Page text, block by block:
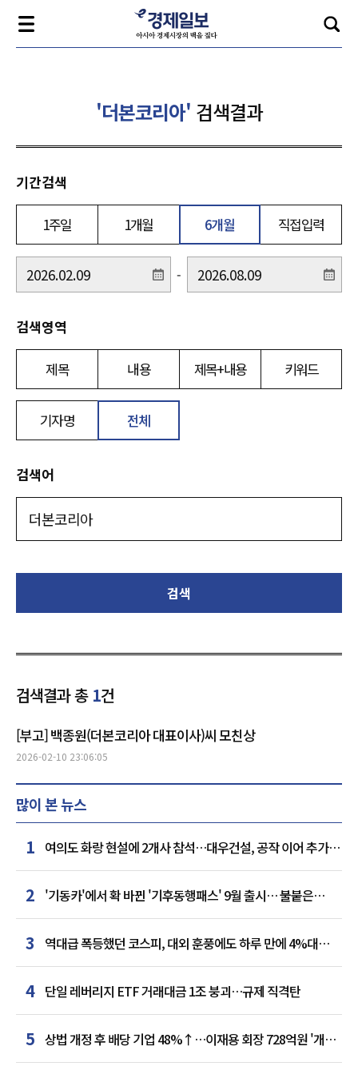
'더본코리아' 검색결과
기간검색
1주일 1개월 6개월 직접입력
-
검색영역
제목 내용 제목+내용 키워드
기자명 전체
검색어
검색
검색결과 총 1건
[부고] 백종원(더본코리아 대표이사)씨 모친상
2026-02-10 23:06:05
많이 본 뉴스
1 여의도 화랑 현설에 2개사 참석…대우건설, 공작 이어 추가
거점 확보하나
2 '기동카'에서 확 바뀐 '기후동행패스' 9월 출시… 불붙은
카드사 경쟁
3
역대급 폭등했던 코스피, 대외 훈풍에도 하루 만에 4%대
급락
4 단일 레버리지 ETF 거래대금 1조 붕괴…규제 직격탄
5 상법 개정 후 배당 기업 48%↑…이재용 회장 728억원 '개인
최다'